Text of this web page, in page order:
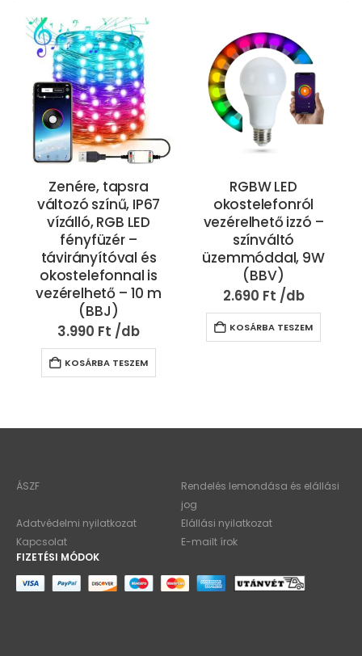
Zenére, tapsra
változó színű, IP67
vízálló, RGB LED
fényfüzér –
távirányítóval és
okostelefonnal is
vezérelhető – 10 m
(BBJ)
3.990 Ft
KOSÁRBA TESZEM
RGBW LED
okostelefonról
vezérelhető izzó –
színváltó
üzemmóddal, 9W
(BBV)
2.690 Ft
KOSÁRBA TESZEM
ÁSZF
Rendelés lemondása és elállási
jog
Adatvédelmi nyilatkozat
Elállási nyilatkozat
Kapcsolat
E-mailt írok
FIZETÉSI MÓDOK